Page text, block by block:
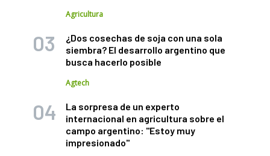
Agricultura
¿Dos cosechas de soja con una sola
siembra? El desarrollo argentino que
busca hacerlo posible
Agtech
La sorpresa de un experto
internacional en agricultura sobre el
campo argentino: "Estoy muy
impresionado"